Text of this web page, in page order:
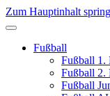
Zum Hauptinhalt
Fußball
Fußball 1.
Fußball 2.
Fußball